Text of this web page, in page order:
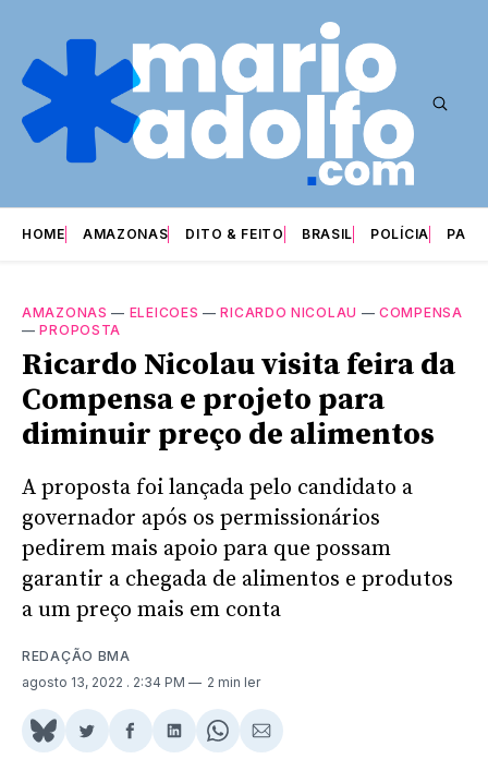
HOME AMAZONAS DITO & FEITO BRASIL POLÍCIA
AMAZONAS — ELEICOES —RICARDO NICOLAU —COMPENSA
—PROPOSTA
Ricardo Nicolau visita feira da
Compensa e projeto para
diminuir preço de alimentos
A proposta foi lançada pelo candidato a
governador após os permissionários
pedirem mais apoio para que possam
garantir a chegada de alimentos e produtos
a um preço mais em conta
REDAÇÃO BMA
agosto 13, 2022 . 2:34 PM 2 min ler
ShareCompartilhar
Compartilhar
Compartilhar
ShareCompartilhar